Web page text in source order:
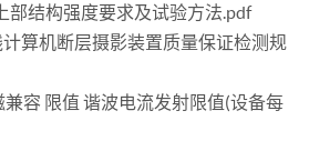
部结构强度要求及试验方法.pdf
算机断层摄影装置质量保证检测规
容 限值 谐波电流发射限值(设备每